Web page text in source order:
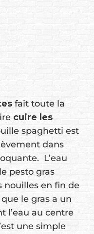
fait toute la
cuire les
spaghetti est
dans
L’eau
pesto gras
nouilles en fin de
le gras a un
l’eau au centre
une simple